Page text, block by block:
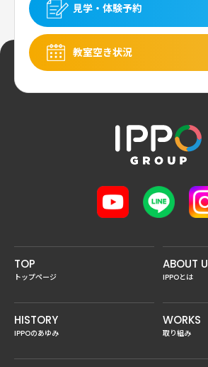
見学・体験予約
教室空き状況
TOP
トップページ
ABOUT
IPPOとは
HISTORY
IPPOのあゆみ
WORKS
取り組み